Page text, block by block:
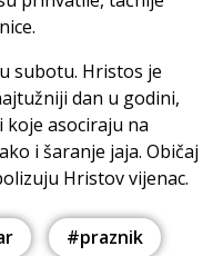
subotu. Hristos je
dan u godini,
koje asociraju na
i šaranje jaja. Običaj
Hristov vijenac.
#praznik